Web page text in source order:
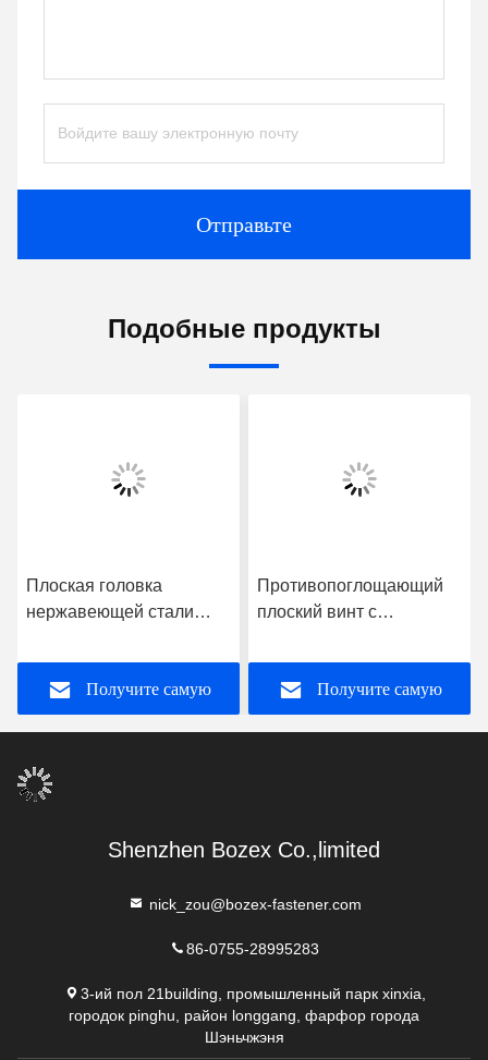
Отправьте
Подобные продукты
Плоская головка
нержавеющей стали
прорезала зенкованный
винт плоской головки
Получите самую
Противопоглощающий
плоский винт с
для легкого и удобного
примененияПолучите самую
Shenzhen Bozex Co.,limited
nick_zou@bozex-fastener.com
86-0755-28995283
3-ий пол 21building, промышленный парк xinxia,
городок pinghu, район longgang, фарфор города
Шэньчжэня